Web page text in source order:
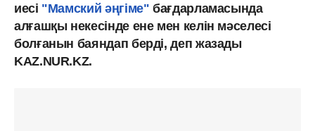
иесі "Мамский әңгіме" бағдарламасында
алғашқы некесінде ене мен келін мәселесі
болғанын баяндап берді, деп жазады
KAZ.NUR.KZ.